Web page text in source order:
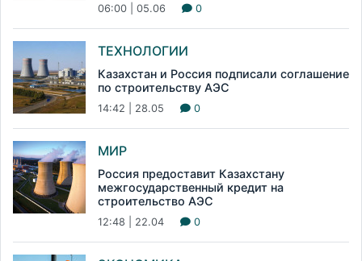
06:00 | 05.06 0
ТЕХНОЛОГИИ
Казахстан и Россия подписали соглашение
по строительству АЭС
14:42 | 28.05 0
МИР
Россия предоставит Казахстану
межгосударственный кредит на
строительство АЭС
12:48 | 22.04 0